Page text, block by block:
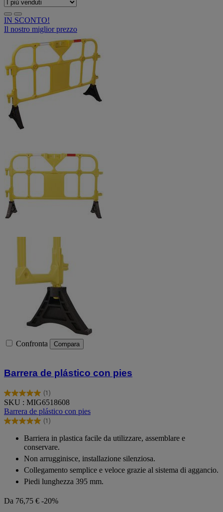
IN SCONTO!
Il nostro miglior prezzo
Confronta Compara
Barrera de plástico con pies
(1)
5.0
su
5
stelle.
recensione
SKU : MIG6518608
Barrera de plástico con pies
(1)
5.0
recensione
Barriera in plastica facile da utilizzare, assemblare e
conservare.
Non arrugginisce, installazione silenziosa.
Collegamento semplice e veloce grazie al sistema di aggancio.
Piedi lunghezza 395 mm.
Da 76,75 € -20%